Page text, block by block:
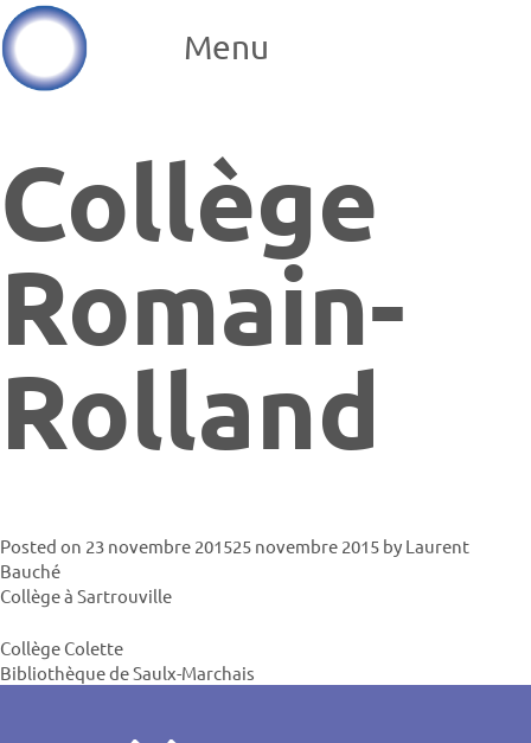
Menu
Collège
Romain-
Rolland
Posted on 23 novembre 201525 novembre 2015 by Laurent
Bauché
Collège à Sartrouville
Collège Colette
Bibliothèque de Saulx-Marchais